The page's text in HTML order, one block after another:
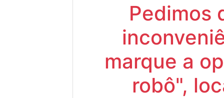
Pedimos
marque a
robô",